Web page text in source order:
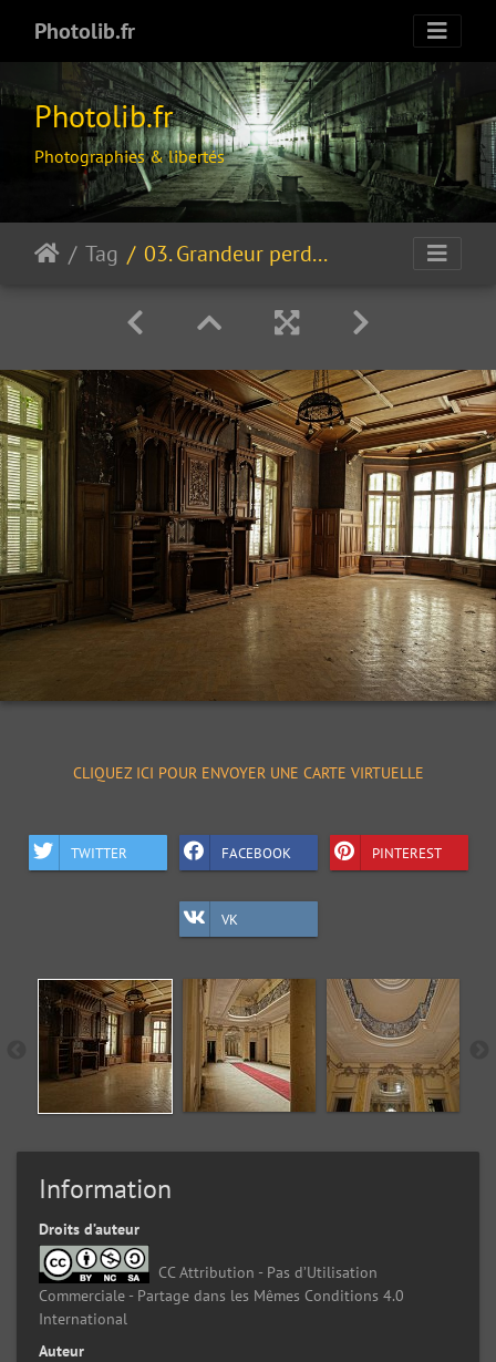
Photolib.fr
Photolib.fr
Photographies & libertés
Tag 03. Grandeur perdue
CLIQUEZ ICI POUR ENVOYER UNE CARTE VIRTUELLE
TWITTER FACEBOOK PINTEREST
VK
Information
Droits d’auteur
CC Attribution - Pas d’Utilisation
Commerciale - Partage dans les Mêmes Conditions 4.0
International
Auteur